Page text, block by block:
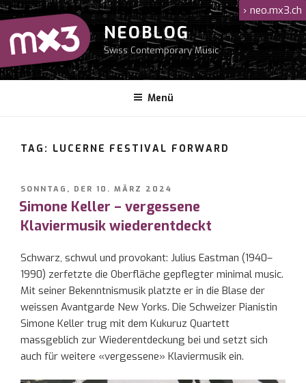
Zum
Inhalt
springen
NEOBLOG
Swiss Contemporary Music
Menü
› neo.mx3.ch
TAG: LUCERNE FESTIVAL FORWARD
VERÖFFENTLICHT
AM
SONNTAG, DER 10. MÄRZ 2024
Simone Keller – vergessene
Klaviermusik wiederentdeckt
Schwarz, schwul und provokant: Julius Eastman (1940–
1990) zerfetzte die Oberfläche gepflegter minimal music.
Mit seiner Bekenntnismusik platzte er in die Blase der
weissen Avantgarde New Yorks. Die Schweizer Pianistin
Simone Keller trug mit dem Kukuruz Quartett
massgeblich zur Wiederentdeckung bei und setzt sich
auch für weitere «vergessene» Klaviermusik ein.